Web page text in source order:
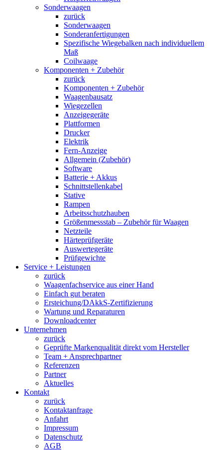
Sonderwaagen
zurück
Sonderwaagen
Sonderanfertigungen
Spezifische Wiegebalken nach individuellem
Maß
Coilwaage
Komponenten + Zubehör
zurück
Komponenten + Zubehör
Waagenbausatz
Wiegezellen
Anzeigegeräte
Plattformen
Drucker
Elektrik
Fern-Anzeige
Allgemein (Zubehör)
Software
Batterie + Akkus
Schnittstellenkabel
Stative
Rampen
Arbeitsschutzhauben
Größenmessstab – Zubehör für Waagen
Netzteile
Härteprüfgeräte
Auswertegeräte
Prüfgewichte
Service + Leistungen
zurück
Waagenfachservice aus einer Hand
Einfach gut beraten
Ersteichung/DAkkS-Zertifizierung
Wartung und Reparaturen
Downloadcenter
Unternehmen
zurück
Geprüfte Markenqualität direkt vom Hersteller
Team + Ansprechpartner
Referenzen
Partner
Aktuelles
Kontakt
zurück
Kontaktanfrage
Anfahrt
Impressum
Datenschutz
AGB